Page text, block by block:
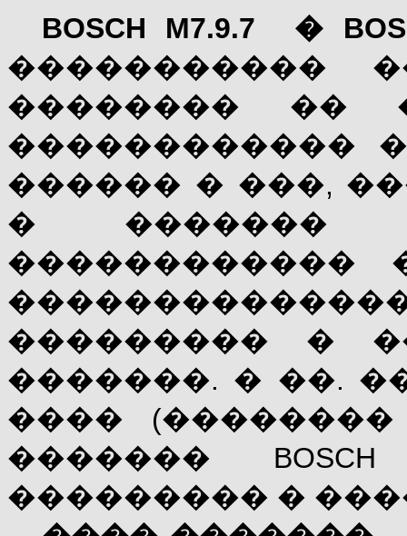
BOSCH M7.9.7 �
�����������
�������� ��
������������
������ � ���,
� �������
������������
��������� �
�������. � ��.
����
�������
��������� �